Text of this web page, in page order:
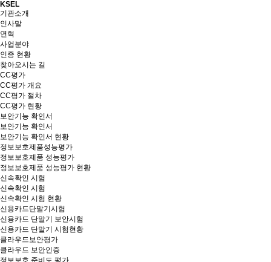
KSEL
기관소개
인사말
연혁
사업분야
인증 현황
찾아오시는 길
CC평가
CC평가 개요
CC평가 절차
CC평가 현황
보안기능 확인서
보안기능 확인서
보안기능 확인서 현황
정보보호제품성능평가
정보보호제품 성능평가
정보보호제품 성능평가 현황
신속확인 시험
신속확인 시험
신속확인 시험 현황
신용카드단말기시험
신용카드 단말기 보안시험
신용카드 단말기 시험현황
클라우드보안평가
클라우드 보안인증
정보보호 준비도 평가